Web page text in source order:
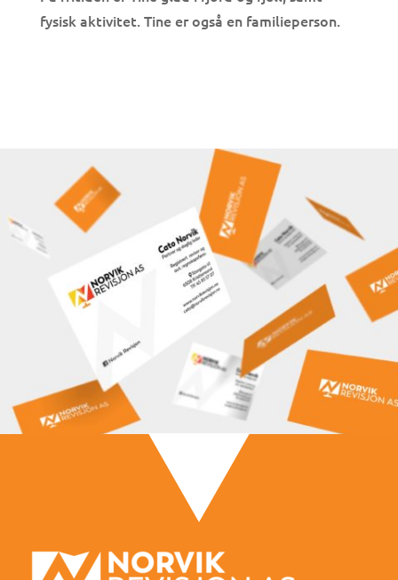
fysisk aktivitet. Tine er også en familieperson.